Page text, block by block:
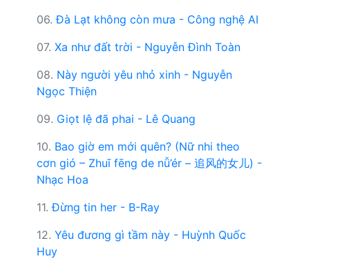
06.Đà Lạt không còn mưa - Công nghệ AI
07. Xa như đất trời - Nguyễn Đình Toàn
08. Này người yêu nhỏ xinh - Nguyễn
Ngọc Thiện
09. Giọt lệ đã phai - Lê Quang
10. Bao giờ em mới quên? (Nữ nhi theo
cơn gió – Zhuī fēng de nǚ’ér – 追风的女儿) -
Nhạc Hoa
11.Đừng tin her - B-Ray
12. Yêu đương gì tầm này - Huỳnh Quốc
Huy